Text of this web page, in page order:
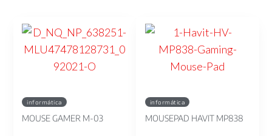
informática
MOUSE GAMER M-03
informática
MOUSEPAD HAVIT MP838